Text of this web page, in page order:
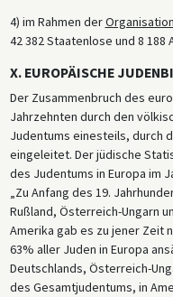
4) im Rahmen der
42 382 Staatenlose und 8 188
X. EUROPÄISCHE
Der Zusammenbruch des
Jahrzehnten durch den
Judentums einesteils, durch
eingeleitet. Der jüdische
des Judentums in Europa im
„Zu Anfang des 19.
Rußland, Österreich-Ungarn
Amerika gab es zu jener Zeit
63% aller Juden in Europa
Deutschlands, Österreich-
des Gesamtjudentums, in